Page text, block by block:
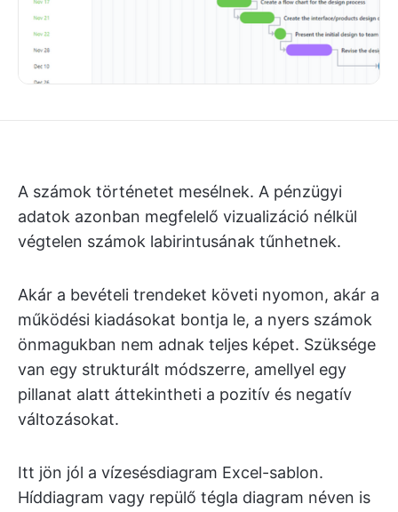
A számok történetet mesélnek. A pénzügyi
adatok azonban megfelelő vizualizáció nélkül
végtelen számok labirintusának tűnhetnek.
Akár a bevételi trendeket követi nyomon, akár a
működési kiadásokat bontja le, a nyers számok
önmagukban nem adnak teljes képet. Szüksége
van egy strukturált módszerre, amellyel egy
pillanat alatt áttekintheti a pozitív és negatív
változásokat.
Itt jön jól a vízesésdiagram Excel-sablon.
Híddiagram vagy repülő tégla diagram néven is